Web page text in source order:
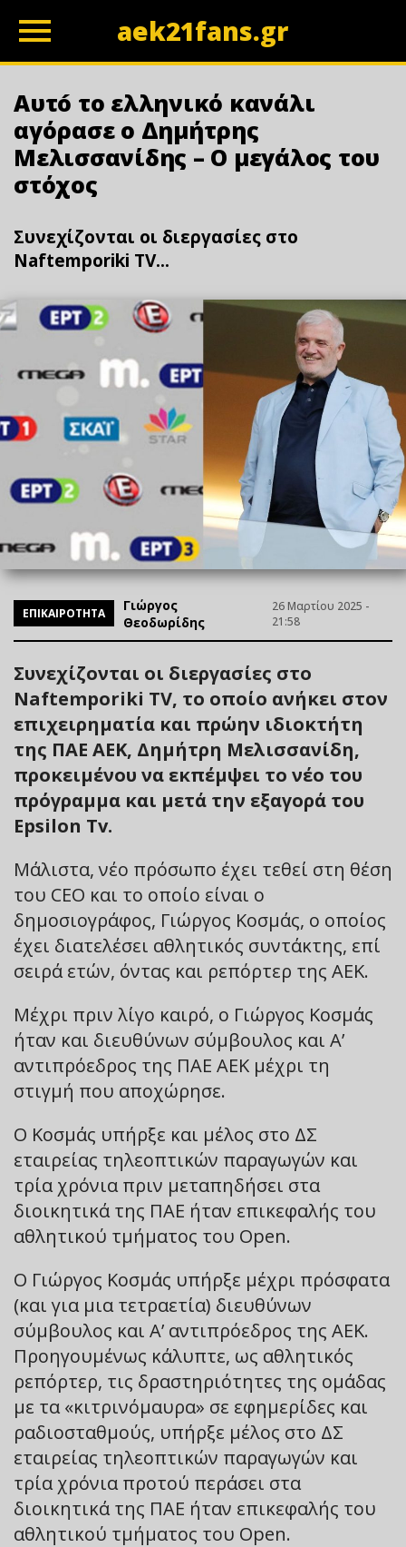
aek21fans.gr
Αυτó το ελληνικό κανάλι
αγόρασε ο Δημήτρης
Μελισσανίδης – Ο μεγάλος του
στόχος
Συνεχίζονται οι διεργασίες στο
Naftemporiki TV...
ΕΠΙΚΑΙΡΟΤΗΤΑ
Γιώργος
Θεοδωρίδης
26 Μαρτίου 2025 -
21:58
Συνεχίζονται οι διεργασίες στο
Naftemporiki TV, το οποίο ανήκει στον
επιχειρηματία και πρώην ιδιοκτήτη
της ΠΑΕ ΑΕΚ, Δημήτρη Μελισσανίδη,
προκειμένου να εκπέμψει το νέο του
πρόγραμμα και μετά την εξαγορά του
Epsilon Tv.
Μάλιστα, νέο πρόσωπο έχει τεθεί στη θέση
του CEO και το οποίο είναι ο
δημοσιογράφος, Γιώργος Κοσμάς, ο οποίος
έχει διατελέσει αθλητικός συντάκτης, επί
σειρά ετών, όντας και ρεπόρτερ της ΑΕΚ.
Μέχρι πριν λίγο καιρό, ο Γιώργος Κοσμάς
ήταν και διευθύνων σύμβουλος και Α’
αντιπρόεδρος της ΠΑΕ ΑΕΚ μέχρι τη
στιγμή που αποχώρησε.
Ο Κοσμάς υπήρξε και μέλος στο ΔΣ
εταιρείας τηλεοπτικών παραγωγών και
τρία χρόνια πριν μεταπηδήσει στα
διοικητικά της ΠΑΕ ήταν επικεφαλής του
αθλητικού τμήματος του Open.
Ο Γιώργος Κοσμάς υπήρξε μέχρι πρόσφατα
(και για μια τετραετία) διευθύνων
σύμβουλος και Α’ αντιπρόεδρος της ΑΕΚ.
Προηγουμένως κάλυπτε, ως αθλητικός
ρεπόρτερ, τις δραστηριότητες της ομάδας
με τα «κιτρινόμαυρα» σε εφημερίδες και
ραδιοσταθμούς, υπήρξε μέλος στο ΔΣ
εταιρείας τηλεοπτικών παραγωγών και
τρία χρόνια προτού περάσει στα
διοικητικά της ΠΑΕ ήταν επικεφαλής του
αθλητικού τμήματος του Open.